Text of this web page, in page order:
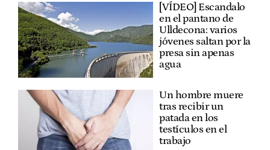
[VÍDEO] Escandalo
en el pantano de
Ulldecona: varios
jóvenes saltan por la
presa sin apenas
agua
Un hombre muere
tras recibir un
patada en los
testículos en el
trabajo